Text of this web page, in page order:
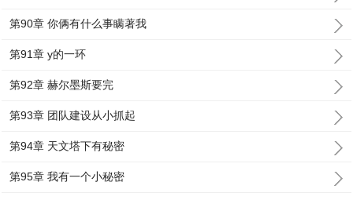
第90章 你俩有什么事瞒著我
第91章 y的一环
第92章 赫尔墨斯要完
第93章 团队建设从小抓起
第94章 天文塔下有秘密
第95章 我有一个小秘密